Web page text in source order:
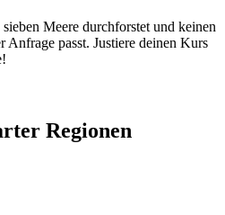
Meere durchforstet und keinen
Anfrage passt. Justiere deinen Kurs
Regionen